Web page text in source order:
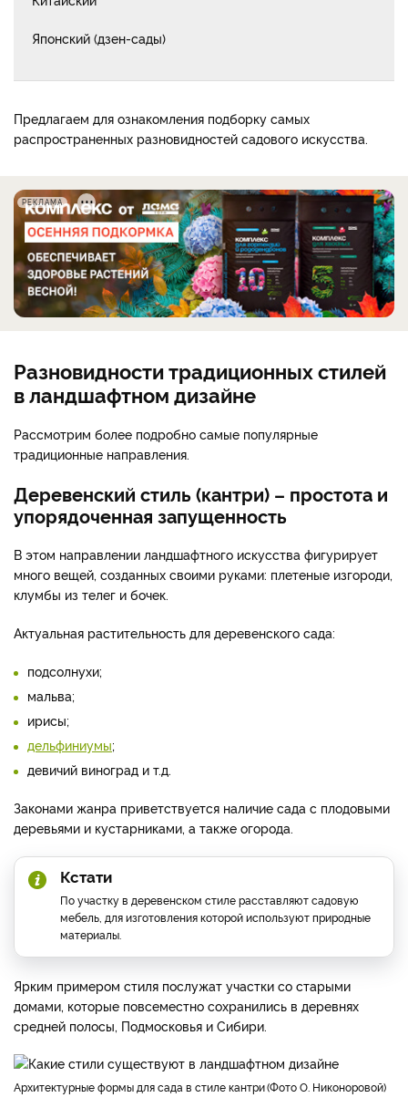
Японский (дзен-сады)
Предлагаем для ознакомления подборку самых
распространенных разновидностей садового искусства.
РЕКЛАМА
Разновидности традиционных стилей
в ландшафтном дизайне
Рассмотрим более подробно самые популярные
традиционные направления.
Деревенский стиль (кантри) – простота и
упорядоченная запущенность
В этом направлении ландшафтного искусства фигурирует
много вещей, созданных своими руками: плетеные изгороди,
клумбы из телег и бочек.
Актуальная растительность для деревенского сада:
подсолнухи;
мальва;
ирисы;
дельфиниумы;
девичий виноград и т.д.
Законами жанра приветствуется наличие сада с плодовыми
деревьями и кустарниками, а также огорода.
Кстати
По участку в деревенском стиле расставляют садовую
мебель, для изготовления которой используют природные
материалы.
Ярким примером стиля послужат участки со старыми
домами, которые повсеместно сохранились в деревнях
средней полосы, Подмосковья и Сибири.
архитектурные формы для сада в стиле кантри Фото О. Никоноровой